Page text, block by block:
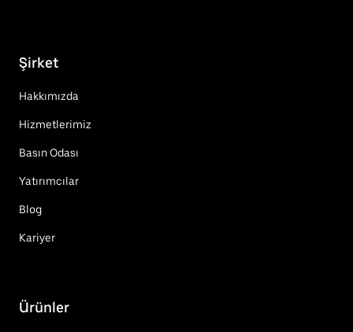
Şirket
Hakkımızda
Hizmetlerimiz
Basın Odası
Yatırımcılar
Blog
Kariyer
Ürünler